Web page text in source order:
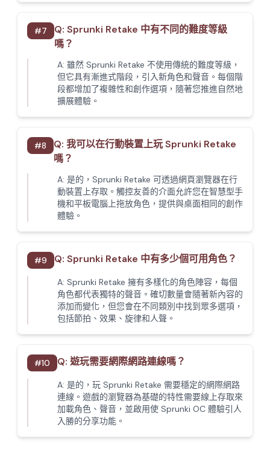
#7 Q: Sprunki Retake 中有不同的難度等級
嗎？
A: 雖然 Sprunki Retake 不使用傳統的難度等級，
但它具有漸進式階段，引入新角色和聲音。每個階
段都增加了複雜性和創作選項，隨著您推進自然地
擴展體驗。
#8 Q: 我可以在行動裝置上玩 Sprunki Retake
嗎？
A: 是的，Sprunki Retake 可透過網頁瀏覽器在行
動裝置上存取。觸控友善的介面允許您在智慧型手
機和平板電腦上拖放角色，提供與桌面相同的創作
體驗。
#9 Q: Sprunki Retake 中有多少個可用角色？
A: Sprunki Retake 擁有多樣化的角色陣容，每個
角色都代表獨特的聲音。確切數量會隨著新內容的
添加而變化，但您會在不同類別中找到眾多選項，
包括節拍、效果、旋律和人聲。
#10 Q: 遊玩需要網際網路連線嗎？
A: 是的，玩 Sprunki Retake 需要穩定的網際網路
連線。遊戲的瀏覽器為基礎的特性需要線上存取來
加載角色、聲音，並啟用使 Sprunki OC 體驗引人
入勝的分享功能。